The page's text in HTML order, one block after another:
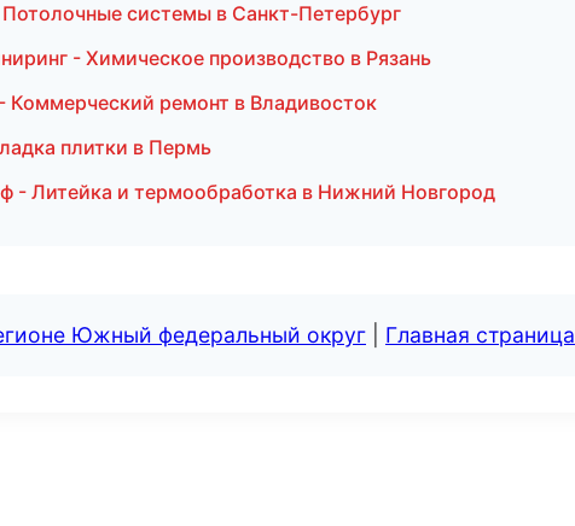
системы в Санкт-Петербург
- Химическое производство в Рязань
ремонт в Владивосток
плитки в Пермь
- Литейка и термообработка в Нижний Новгород
Южный федеральный округ Главная страница